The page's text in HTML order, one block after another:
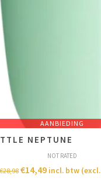
AANBIEDING
NEPTUNE
NOT RATED
28,98 €14,49 incl. btw (excl.